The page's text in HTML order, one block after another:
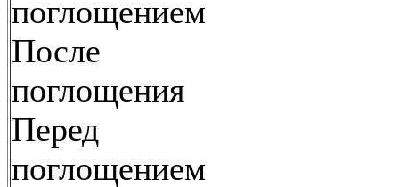
поглощением
После
поглощения
Перед
поглощением